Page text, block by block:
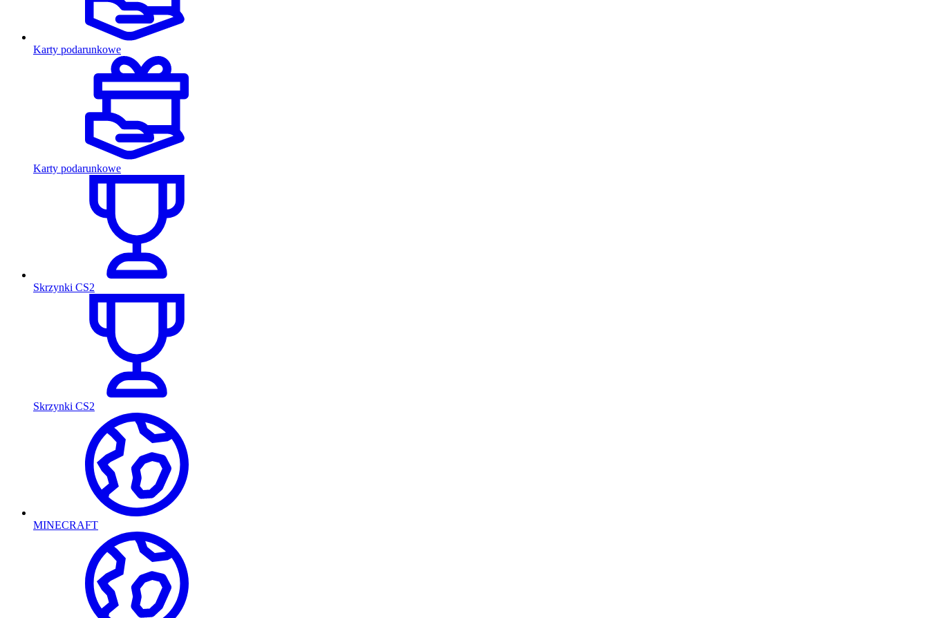
Karty podarunkowe
Karty podarunkowe
Skrzynki CS2
Skrzynki CS2
MINECRAFT